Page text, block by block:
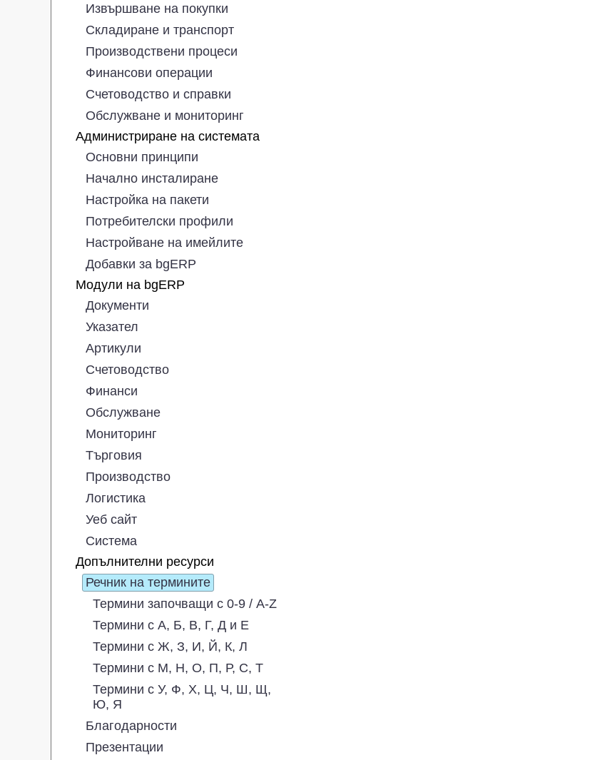
Извършване на покупки
Складиране и транспорт
Производствени процеси
Финансови операции
Счетоводство и справки
Обслужване и мониторинг
Администриране на системата
Основни принципи
Начално инсталиране
Настройка на пакети
Потребителски профили
Настройване на имейлите
Добавки за bgERP
Модули на bgERP
Документи
Указател
Артикули
Счетоводство
Финанси
Обслужване
Мониторинг
Търговия
Производство
Логистика
Уеб сайт
Система
Допълнителни ресурси
Речник на термините
Термини започващи с 0-9 / A-Z
Термини с А, Б, В, Г, Д и Е
Термини с Ж, З, И, Й, К, Л
Термини с М, Н, О, П, Р, С, Т
Термини с У, Ф, Х, Ц, Ч, Ш, Щ,
Ю, Я
Благодарности
Презентации